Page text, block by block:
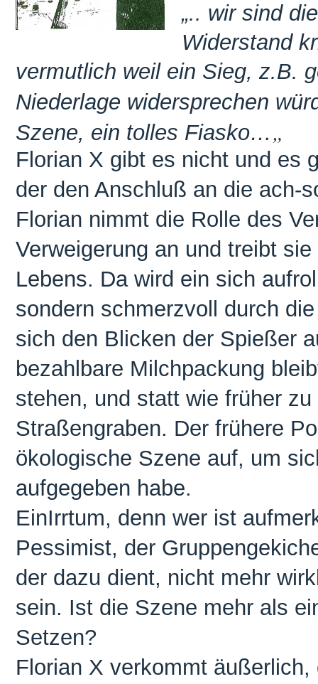
„.. wir sind
Widerstand
vermutlich weil ein Sieg, z.B.
Niederlage widersprechen
Szene, ein tolles Fiasko… „
Florian X gibt es nicht und es
der den Anschluß an die ach-
Florian nimmt die Rolle des
Verweigerung an und treibt
Lebens. Da wird ein sich
sondern schmerzvoll durch
sich den Blicken der Spießer
bezahlbare Milchpackung
stehen, und statt wie früher
Straßengraben. Der frühere
ökologische Szene auf, um
aufgegeben habe.
EinIrrtum, denn wer ist
Pessimist, der
der dazu dient, nicht mehr
sein. Ist die Szene mehr als
Setzen?
Florian X verkommt